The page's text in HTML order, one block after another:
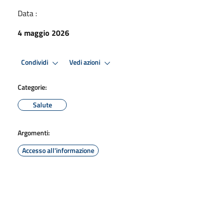
Data :
4 maggio 2026
Condividi Vedi azioni
Categorie:
Salute
Argomenti:
Accesso all'informazione